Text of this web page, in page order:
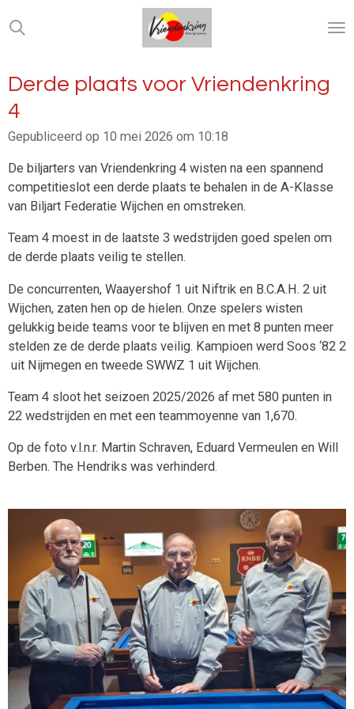
Ga
direct
de
hoofdinhoud
Derde plaats voor Vriendenkring
4
Gepubliceerd op 10 mei 2026 om 10:18
De biljarters van Vriendenkring 4 wisten na een spannend
competitieslot een derde plaats te behalen in de A-Klasse
van Biljart Federatie Wijchen en omstreken.
Team 4 moest in de laatste 3 wedstrijden goed spelen om
de derde plaats veilig te stellen.
De concurrenten, Waayershof 1 uit Niftrik en B.C.A.H. 2 uit
Wijchen, zaten hen op de hielen. Onze spelers wisten
gelukkig beide teams voor te blijven en met 8 punten meer
stelden ze de derde plaats veilig. Kampioen werd Soos ‘82 2
uit Nijmegen en tweede SWWZ 1 uit Wijchen.
Team 4 sloot het seizoen 2025/2026 af met 580 punten in
22 wedstrijden en met een teammoyenne van 1,670.
Op de foto v.l.n.r. Martin Schraven, Eduard Vermeulen en Will
Berben. The Hendriks was verhinderd.